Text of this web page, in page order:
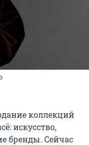
коллекций
искусство,
бренды. Сейчас